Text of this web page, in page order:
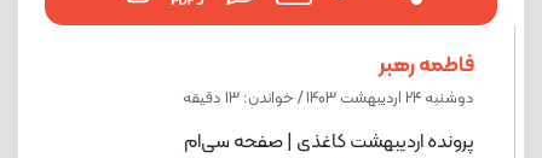
فاطمه رهبر
دوشنبه 24 اردیبهشت 1403 / خواندن: 13 دقیقه
پرونده اردیبهشت کاغذی | صفحه سی‌ام